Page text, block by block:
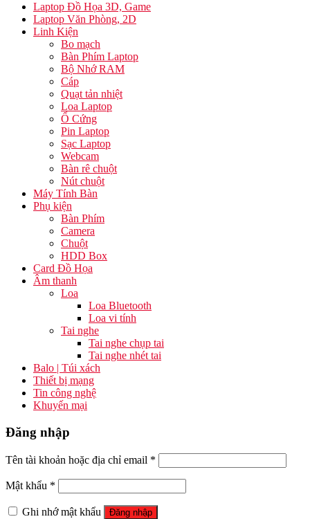
Laptop Đồ Họa 3D, Game
Laptop Văn Phòng, 2D
Linh Kiện
Bo mạch
Bàn Phím Laptop
Bộ Nhớ RAM
Cáp
Quạt tản nhiệt
Loa Laptop
Ổ Cứng
Pin Laptop
Sạc Laptop
Webcam
Bàn rê chuột
Nút chuột
Máy Tính Bàn
Phụ kiện
Bàn Phím
Camera
Chuột
HDD Box
Card Đồ Họa
Âm thanh
Loa
Loa Bluetooth
Loa vi tính
Tai nghe
Tai nghe chụp tai
Tai nghe nhét tai
Balo | Túi xách
Thiết bị mạng
Tin công nghệ
Khuyến mại
Đăng nhập
Tên tài khoản hoặc địa chỉ email *
Mật khẩu *
Ghi nhớ mật khẩu Đăng nhập